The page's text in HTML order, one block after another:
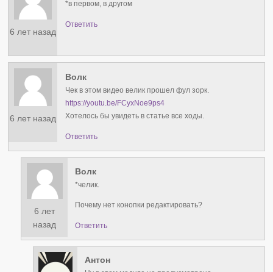
6 лет назад
*в первом, в другом
Ответить
6 лет назад
Волк
Чек в этом видео велик прошел фул зорк.
https://youtu.be/FCyxNoe9ps4
Хотелось бы увидеть в статье все ходы.
Ответить
6 лет
назад
Волк
*челик.
Почему нет конопки редактировать?
Ответить
Антон